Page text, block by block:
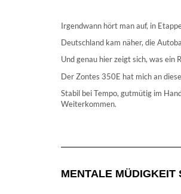
Irgendwann hört man auf, in
Deutschland kam näher, die
Und genau hier zeigt sich, was
Der Zontes 350E hat mich an
Stabil bei Tempo, gutmütig im
Weiterkommen.
MENTALE